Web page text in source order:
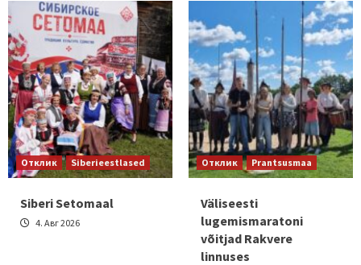
Отклик Siberieestlased
Siberi Setomaal
4. Авг 2026
Отклик Prantsusmaa
Väliseesti
lugemismaratoni
võitjad Rakvere
linnuses